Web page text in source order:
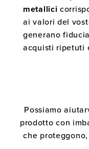
metallici
ai valori del
generano
acquisti ripetuti
Possiamo
prodotto con
che